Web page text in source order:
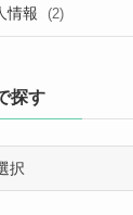
情報 (2)
探す